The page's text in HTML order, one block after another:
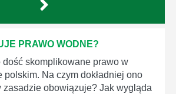
PRAWO WODNE?
dość skomplikowane prawo w
polskim. Na czym dokładniej ono
zasadzie obowiązuje? Jak wygląda